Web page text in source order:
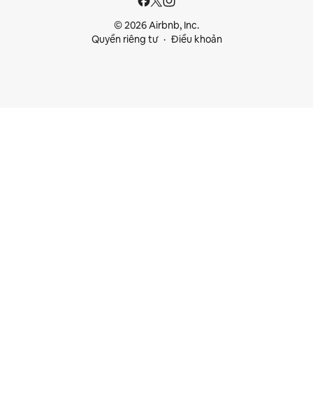
© 2026 Airbnb, Inc.
Quyền riêng tư
Điều khoản